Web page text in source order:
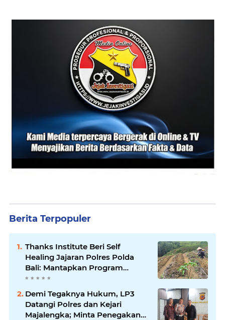
Berita Terpopuler
Thanks Institute Beri Self
Healing Jajaran Polres Polda
Bali: Mantapkan Program
Unggulan Kapolda
Demi Tegaknya Hukum, LP3
Datangi Polres dan Kejari
Majalengka; Minta Penegakan